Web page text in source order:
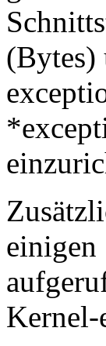
(Bytes)
Kernel-